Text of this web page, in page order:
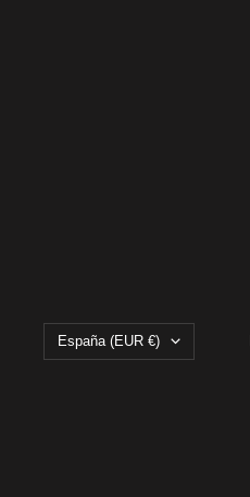
País/región
España (EUR €)